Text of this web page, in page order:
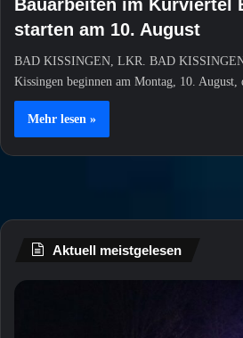
Bauarbeiten im Kurviertel
starten am 10. August
BAD KISSINGEN, LKR. BAD
Kissingen beginnen am Montag, 10. August,
Mehr lesen »
Aktuell meistgelesen